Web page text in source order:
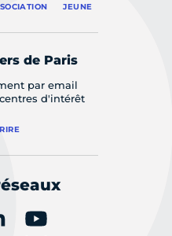
JEUNE
de Paris
par email
d'intérêt